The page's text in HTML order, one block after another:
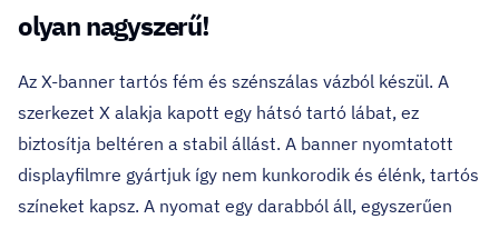
olyan nagyszerű!
Az X-banner tartós fém és szénszálas vázból készül. A
szerkezet X alakja kapott egy hátsó tartó lábat, ez
biztosítja beltéren a stabil állást. A banner nyomtatott
displayfilmre gyártjuk így nem kunkorodik és élénk, tartós
színeket kapsz. A nyomat egy darabból áll, egyszerűen